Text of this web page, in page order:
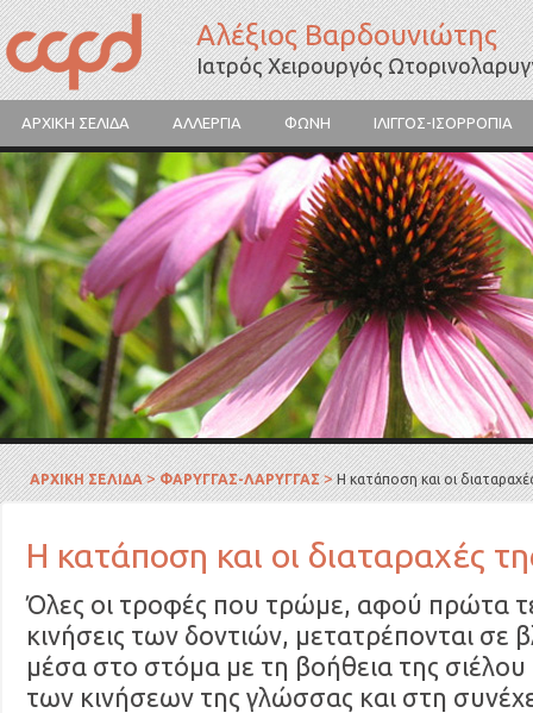
Αλέξιος Βαρδουνιώτης
Ιατρός Χειρουργός
ΑΡΧΙΚΗ ΣΕΛΙΔΑ ΑΛΛΕΡΓΙΑ ΦΩΝΗ ΙΛΙΓΓΟΣ-ΙΣΟΡΡΟΠΙΑ
Γύρη λουλουδιών
ΑΡΧΙΚΗ ΣΕΛΙΔΑ>ΦΑΡΥΓΓΑΣ-ΛΑΡΥΓΓΑΣ>Η κατάποση και οι
Η κατάποση και οι διαταραχές
Όλες οι τροφές που τρώμε, αφού πρώτα
κινήσεις των δοντιών, μετατρέπονται σε
μέσα στο στόμα με τη βοήθεια της σιέλου
των κινήσεων της γλώσσας και στη